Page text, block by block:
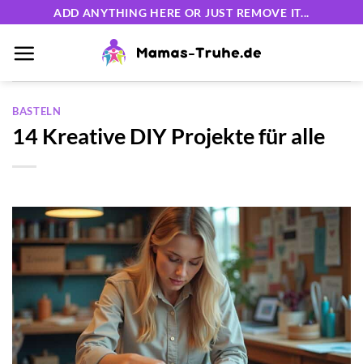
springen
ADD ANYTHING HERE OR JUST REMOVE IT...
BASTELN
14 Kreative DIY Projekte für alle